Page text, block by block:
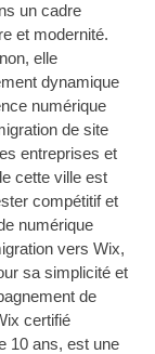
un cadre
et modernité.
elle
dynamique
numérique
de site
entreprises et
cette ville est
compétitif et
numérique
vers Wix,
sa simplicité et
de
certifié
10 ans, est une